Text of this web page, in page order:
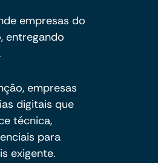
empresas do
entregando
empresas
digitais que
técnica,
para
exigente.